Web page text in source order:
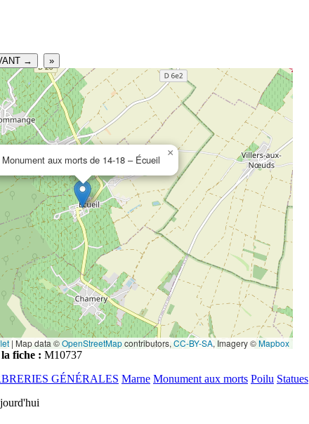
→ »
Monument aux morts de 14-18 – Écueil
×
| Map data ©OpenStreetMapcontributors,CC-BY-SA, Imagery ©Mapbox
fiche : M10737
GÉNÉRALES Marne Monument aux morts Poilu Statues